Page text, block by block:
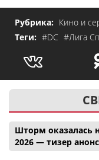
Рубрика: Кино и
Теги: #DC #Лига
Шторм оказалась
2026 — тизер